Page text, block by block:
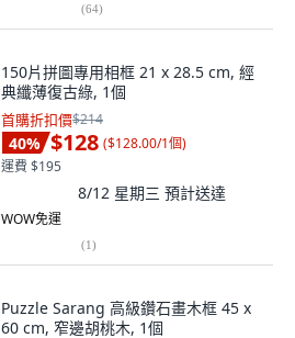
(64)
150片拼圖專用相框 21 x 28.5 cm, 經
典纖薄復古綠, 1個
首購折扣價$214
40% $128 ($128.00/1個)
運費 $195
8/12 星期三 預計送達
WOW免運
(1)
Puzzle Sarang 高級鑽石畫木框 45 x
60 cm, 窄邊胡桃木, 1個